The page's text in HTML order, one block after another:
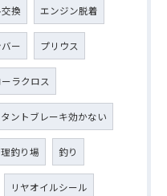
換 エンジン脱着
バー プリウス
ラクロス
タントブレーキ効かない
釣り場 釣り
リヤオイルシール